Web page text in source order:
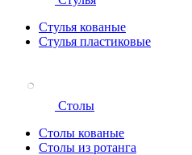
Стулья кованые
Стулья пластиковые
Столы
Столы кованые
Столы из ротанга